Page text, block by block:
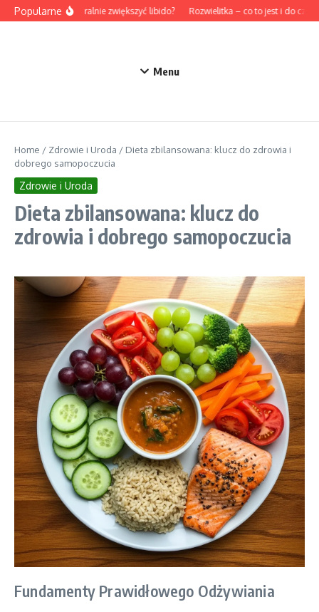
Przejdź do treści
PopularneJak naturalnie zwiększyć libido? Rozwielitka – co to jest i do czego
Menu
Home / Zdrowie i Uroda / Dieta zbilansowana: klucz do zdrowia i
dobrego samopoczucia
Zdrowie i Uroda
Dieta zbilansowana: klucz do
zdrowia i dobrego samopoczucia
Fundamenty Prawidłowego Odżywiania